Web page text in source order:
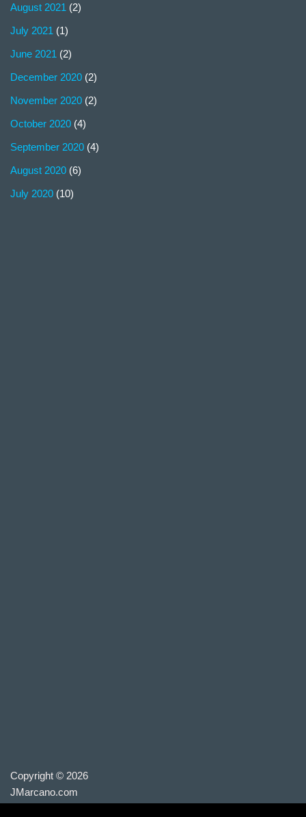
August 2021 (2)
July 2021 (1)
June 2021 (2)
December 2020 (2)
November 2020 (2)
October 2020 (4)
September 2020 (4)
August 2020 (6)
July 2020 (10)
Copyright © 2026
JMarcano.com